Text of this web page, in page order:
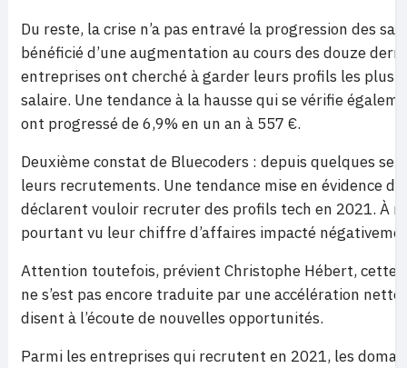
Du reste, la crise n’a pas entravé la progression des
bénéficié d’une augmentation au cours des douze
entreprises ont cherché à garder leurs profils les plus
salaire. Une tendance à la hausse qui se vérifie
ont progressé de 6,9% en un an à 557 €.
Deuxième constat de Bluecoders : depuis quelques
leurs recrutements. Une tendance mise en évidence
déclarent vouloir recruter des profils tech en 2021. À
pourtant vu leur chiffre d’affaires impacté
Attention toutefois, prévient Christophe Hébert, cette
ne s’est pas encore traduite par une accélération
disent à l’écoute de nouvelles opportunités.
Parmi les entreprises qui recrutent en 2021, les